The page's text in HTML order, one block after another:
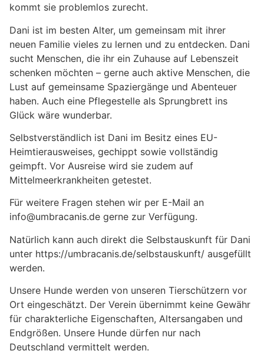
kommt sie problemlos zurecht.
Dani ist im besten Alter, um gemeinsam mit ihrer
neuen Familie vieles zu lernen und zu entdecken. Dani
sucht Menschen, die ihr ein Zuhause auf Lebenszeit
schenken möchten – gerne auch aktive Menschen, die
Lust auf gemeinsame Spaziergänge und Abenteuer
haben. Auch eine Pflegestelle als Sprungbrett ins
Glück wäre wunderbar.
Selbstverständlich ist Dani im Besitz eines EU-
Heimtierausweises, gechippt sowie vollständig
geimpft. Vor Ausreise wird sie zudem auf
Mittelmeerkrankheiten getestet.
Für weitere Fragen stehen wir per E-Mail an
info@umbracanis.de gerne zur Verfügung.
Natürlich kann auch direkt die Selbstauskunft für Dani
unter https://umbracanis.de/selbstauskunft/ ausgefüllt
werden.
Unsere Hunde werden von unseren Tierschützern vor
Ort eingeschätzt. Der Verein übernimmt keine Gewähr
für charakterliche Eigenschaften, Altersangaben und
Endgrößen. Unsere Hunde dürfen nur nach
Deutschland vermittelt werden.